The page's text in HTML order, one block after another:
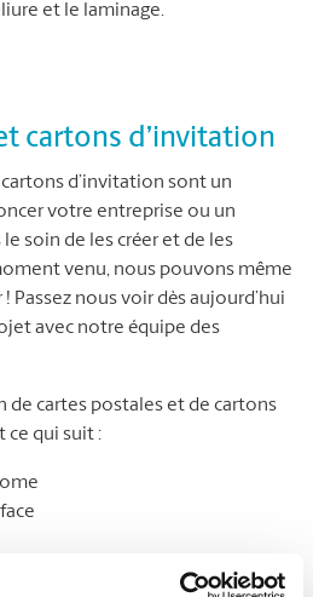
et le laminage.
cartons d’invitation
d’invitation sont un
votre entreprise ou un
soin de les créer et de les
venu, nous pouvons même
Passez nous voir dès aujourd’hui
avec notre équipe des
de cartes postales et de cartons
ce qui suit :